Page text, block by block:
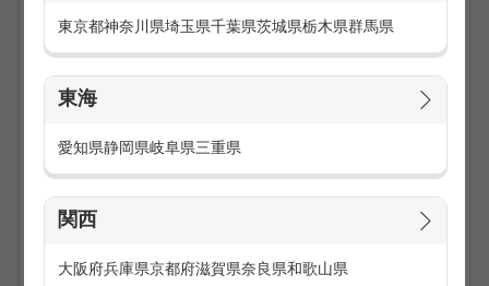
東京都神奈川県埼玉県千葉県茨城県栃木県群馬県
東海
愛知県静岡県岐阜県三重県
関西
大阪府兵庫県京都府滋賀県奈良県和歌山県
ご来店されたお客様に対して、販売員として最新機種のご案
内や新規購入・機種変更の受付などを行うお仕事です。
料金プランや保険についてのご質問や新商品のご案内などお
客様のお問い合わせなどにも対応していただきます。
が運営する家電量販店や併売店と呼ばれる携帯ショップやメ
ーカーのキャリアショップなどです。
お店によっては店頭展示POPを作成したり、季節やイベント
に合わせてお店のレイアウトを変えたりするお仕事もありま